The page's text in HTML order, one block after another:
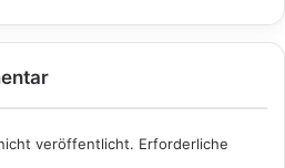
veröffentlicht. Erforderliche